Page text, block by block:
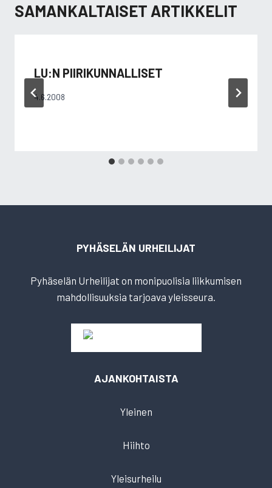
SAMANKALTAISET ARTIKKELIT
LU:N PIIRIKUNNALLISET
4.6.2008
PYHÄSELÄN URHEILIJAT
Pyhäselän Urheilijat on monipuolisia liikkumisen
mahdollisuuksia tarjoava yleisseura.
AJANKOHTAISTA
Yleinen
Hiihto
Yleisurheilu